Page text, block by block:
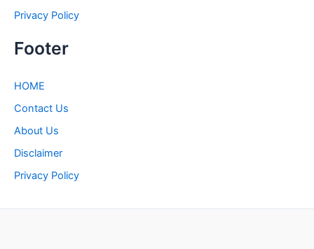
Privacy Policy
Footer
HOME
Contact Us
About Us
Disclaimer
Privacy Policy